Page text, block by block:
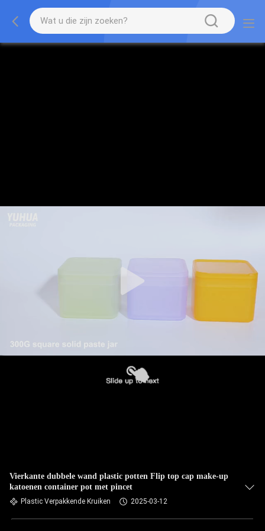
Vierkante dubbele wand plastic potten Flip top cap make-up
katoenen container pot met pincet
Plastic Verpakkende Kruiken 2025-03-12